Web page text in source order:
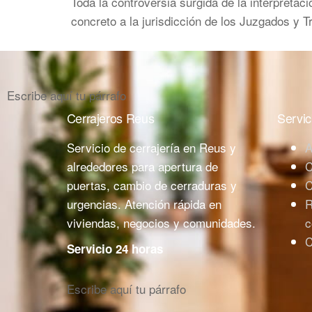
concreto a la jurisdicción de los Juzgados y
Escribe aquí tu párrafo
Cerrajeros Reus
Servicio de cerrajería en Reus y
alrededores para apertura de
puertas, cambio de cerraduras y
urgencias. Atención rápida en
viviendas, negocios y comunidades.
Servicio 24 horas
Escribe aquí tu párrafo